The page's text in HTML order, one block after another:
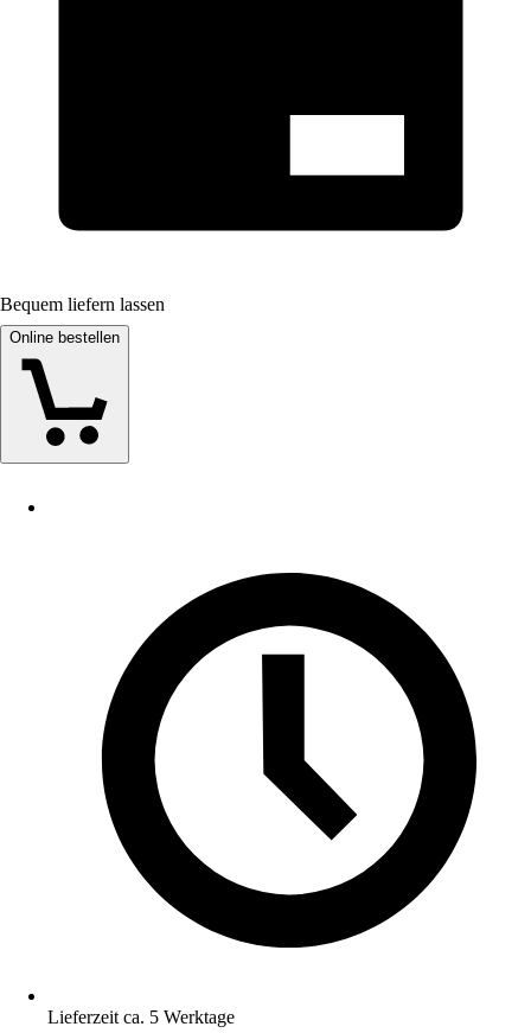
Bequem liefern lassen
Online bestellen
Lieferzeit ca. 5 Werktage